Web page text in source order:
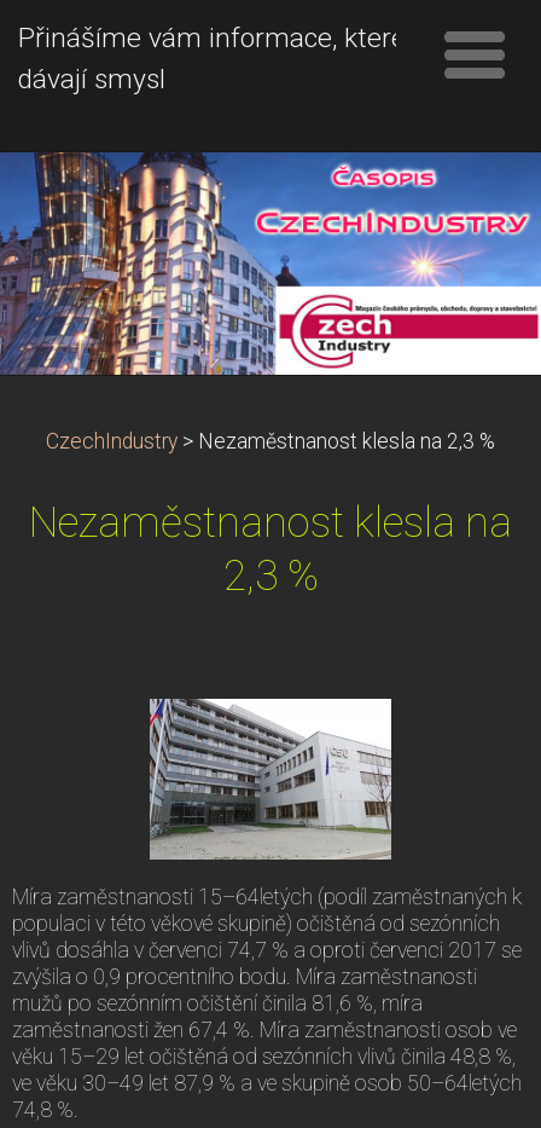
Přinášíme vám informace, které
dávají smysl
CzechIndustry > Nezaměstnanost klesla na 2,3 %
Nezaměstnanost klesla na
2,3 %
Míra zaměstnanosti 15–64letých (podíl zaměstnaných k
populaci v této věkové skupině) očištěná od sezónních
vlivů dosáhla v červenci 74,7 % a oproti červenci 2017 se
zvýšila o 0,9 procentního bodu. Míra zaměstnanosti
mužů po sezónním očištění činila 81,6 %, míra
zaměstnanosti žen 67,4 %. Míra zaměstnanosti osob ve
věku 15–29 let očištěná od sezónních vlivů činila 48,8 %,
ve věku 30–49 let 87,9 % a ve skupině osob 50–64letých
74,8 %.